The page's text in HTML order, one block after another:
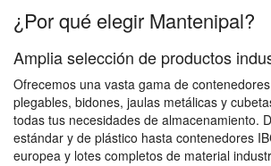
¿Por qué elegir Mantenipal?
Amplia selección de productos
Ofrecemos una vasta gama de
plegables, bidones, jaulas metálicas y
todas tus necesidades de almacenamiento.
estándar y de plástico hasta contenedores
europea y lotes completos de material